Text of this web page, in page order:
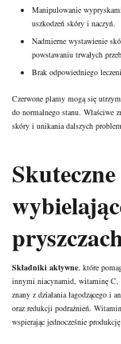
Manipulowanie
uszkodzeń skóry i naczyń.
Nadmierne wystawienie
powstawaniu trwałych
Brak odpowiedniego
Czerwone plamy mogą się
do normalnego stanu. Właściwe
skóry i unikania dalszych
Składniki aktywne , które
innymi niacynamid , witaminę
znany z działania łagodzącego
oraz redukcji podrażnień.
wspierając jednocześnie